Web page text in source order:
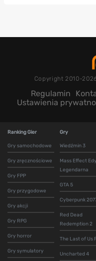
Copyright 2010-
Regulamin
Ustawienia
Ranking Gier
Gry samochodowe
Gry zręcznościowe
Gry FPP
Gry przygodowe
Gry akcji
Gry RPG
Gry horror
Gry symulatory
Gry
Wiedźmin 3
Mass Effect
Legendarna
GTA 5
Cyberpunk
Red Dead
Redemption 2
The Last of Us
Uncharted 4